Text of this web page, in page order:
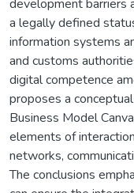
development barriers
a legally defined
information systems
and customs
digital competence
proposes a
Business Model
elements of
networks,
The conclusions